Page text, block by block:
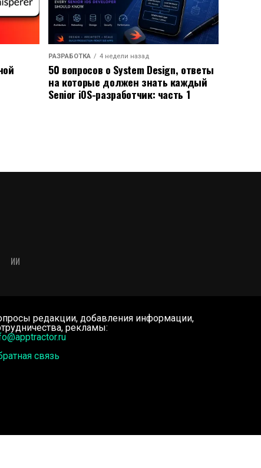
РАЗРАБОТКА 4 недели назад
50 вопросов о System Design, ответы
на которые должен знать каждый
Senior iOS-разработчик: часть 1
ИИ
редакции, добавления информации,
рекламы:
связь